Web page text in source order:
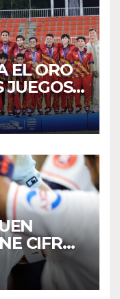
EL ORO
JUEGOS
CIFRAS